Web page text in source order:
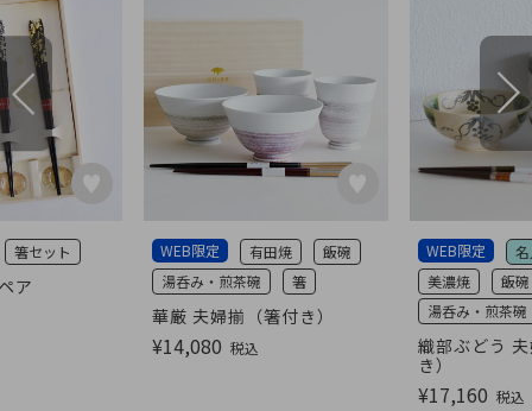
ア
箸セット
華厳 夫婦揃（箸付き）
WEB限定 有田焼
飯碗
湯呑み・煎茶碗
箸
¥14,080 税込
織部ぶどう
き）
WEB限定
美濃焼
飯碗
湯呑み・煎茶碗
¥17,160 税込